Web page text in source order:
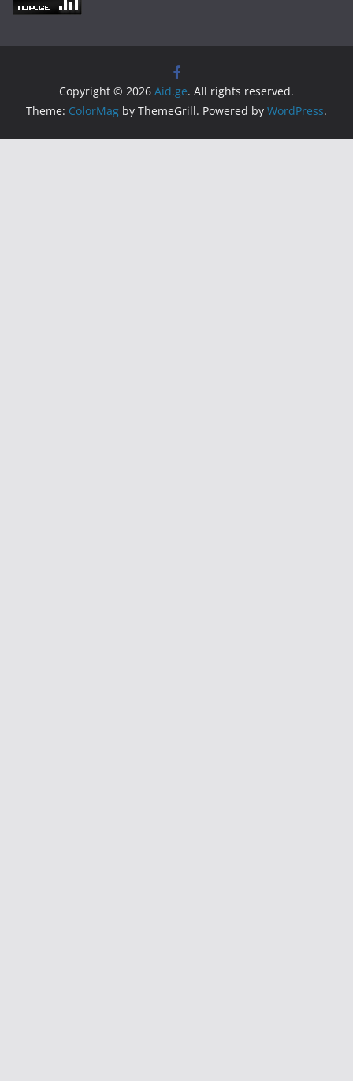
Copyright © 2026 Aid.ge. All rights reserved.
Theme: ColorMag by ThemeGrill. Powered by WordPress.